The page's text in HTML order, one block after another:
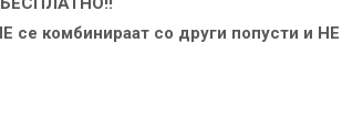
се комбинираат со други попусти и